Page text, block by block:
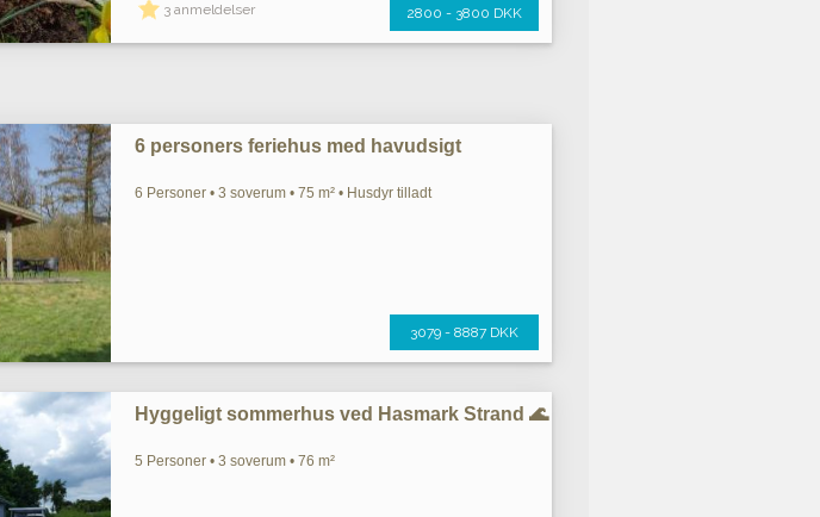
3 anmeldelser 2800 - 3800 DKK
6 personers feriehus med havudsigt
6 Personer • 3 soverum • 75 m² • Husdyr tilladt
3079 - 8887 DKK
Hyggeligt sommerhus ved Hasmark Strand 🌊
5 Personer • 3 soverum • 76 m²